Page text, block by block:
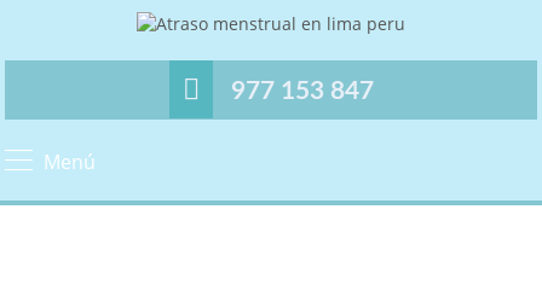
977 153 847
Menú